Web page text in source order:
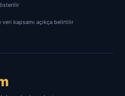
veri kapsamı açıkça belirtilir